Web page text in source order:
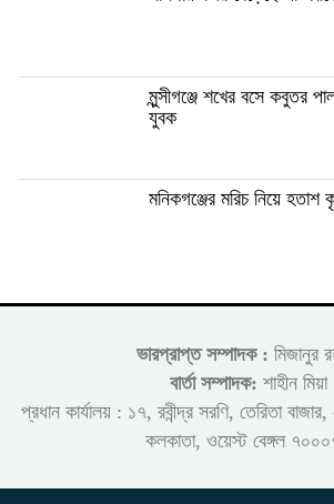
মুন্সীগঞ্জে শখের বসে কবুতর
যুবক
মনিকগঞ্জের মরিচ নিয়ে হতাশ
ভারপ্রাপ্ত সম্পাদক : মিজানুর
বার্তা সম্পাদক: শাহীন মিয়া
প্রধান কার্যালয় : ১৭, রবীন্দ্র সরণি, তেরিতা বাজার,
কলকাতা, ওয়েস্ট বেঙ্গল